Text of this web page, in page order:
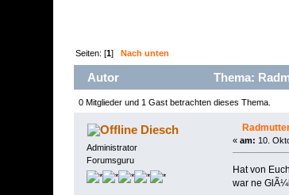
Seiten: [1]Nach unten
Autor Thema:
0 Mitglieder und 1 Gast betrachten dieses Thema.
Diesch
Administrator
Forumsguru
« am: 10.
Hat von
war ne